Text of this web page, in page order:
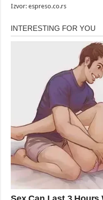
Izvor: espreso.co.rs